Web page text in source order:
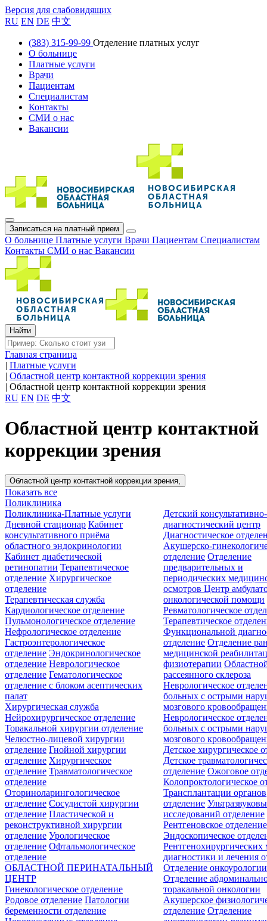
Версия для слабовидящих
RU EN DE 中文
(383) 315-99-99 Отделение платных услуг
О больнице
Платные услуги
Врачи
Пациентам
Специалистам
Контакты
СМИ о нас
Вакансии
Записаться на платный прием
О больнице Платные услуги Врачи Пациентам Специалистам
Контакты СМИ о нас Вакансии
Главная страница
| Платные услуги
| Областной центр контактной коррекции зрения
| Областной центр контактной коррекции зрения
RU EN DE 中文
Областной центр контактной
коррекции зрения
Областной центр контактной коррекции зрения,
Показать все
Поликлиника
Поликлиника-Платные услуги
Дневной стационар Кабинет
консультативного приёма
областного эндокринологии
Кабинет диабетической
ретинопатии Терапевтическое
отделение Хирургическое
отделение
Детский консультативно-
диагностический центр
Диагностическое
Акушерско-
отделение Отделение
предварительных и
периодических
осмотровЦентр
онкологической помощи
Терапевтическая служба
Кардиологическое отделение
Пульмонологическое отделение
Нефрологическое отделение
Гастроэнтерологическое
отделение Эндокринологическое
отделение Неврологическое
отделение Гематологическое
отделение c блоком асептических
палат
Ревматологическое
Терапевтическое
Функциональной
отделение Отделение
медицинской
физиотерапии
рассеянного склероза
Неврологическое
больных с острыми
мозгового
Неврологическое
больных с острыми
мозгового
Хирургическая служба
Нейрохирургическое отделение
Торакальной хирургии отделение
Челюстно-лицевой хирургии
отделение Гнойной хирургии
отделение Хирургическое
отделение Травматологическое
отделение
Оториноларингологическое
отделение Сосудистой хирургии
отделение Пластической и
реконструктивной хирургии
отделение Урологическое
отделение Офтальмологическое
отделение
Детское хирургическое
Детское
отделение Ожоговое
Колопроктологическое
Трансплантации органов
отделение
исследований отделение
Рентгеновское отделение
Эндоскопическое
Рентгенохирургических
диагностики и лечения
Отделение онкоурологии
Отделение
торакальной онкологии
ОБЛАСТНОЙ ПЕРИНАТАЛЬНЫЙ
ЦЕНТР
Гинекологическое отделение
Родовое отделение Патологии
беременности отделение
Акушерское
отделение Отделение